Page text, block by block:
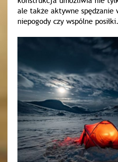
ale także aktywne spędzanie
niepogody czy wspólne posiłki.